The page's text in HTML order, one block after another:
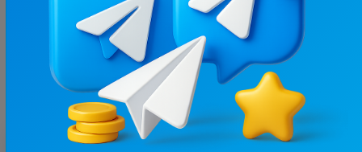
Ціна реклами
Без вид.. 75 ₴
4 / 1 відгук